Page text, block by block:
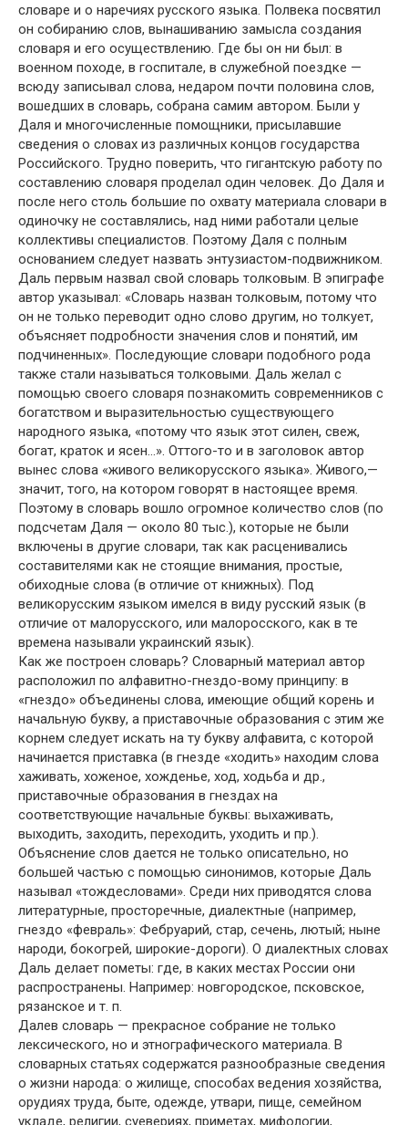
словаре и о наречиях русского языка. Полвека посвятил
он собиранию слов, вынашиванию замысла создания
словаря и его осуществлению. Где бы он ни был: в
военном походе, в госпитале, в служебной поездке —
всюду записывал слова, недаром почти половина слов,
вошедших в словарь, собрана самим автором. Были у
Даля и многочисленные помощники, присылавшие
сведения о словах из различных концов государства
Российского. Трудно поверить, что гигантскую работу по
составлению словаря проделал один человек. До Даля и
после него столь большие по охвату материала словари в
одиночку не составлялись, над ними работали целые
коллективы специалистов. Поэтому Даля с полным
основанием следует назвать энтузиастом-подвижником.
Даль первым назвал свой словарь толковым. В эпиграфе
автор указывал: «Словарь назван толковым, потому что
он не только переводит одно слово другим, но толкует,
объясняет подробности значения слов и понятий, им
подчиненных». Последующие словари подобного рода
также стали называться толковыми. Даль желал с
помощью своего словаря познакомить современников с
богатством и выразительностью существующего
народного языка, «потому что язык этот силен, свеж,
богат, краток и ясен…». Оттого-то и в заголовок автор
вынес слова «живого великорусского языка». Живого,—
значит, того, на котором говорят в настоящее время.
Поэтому в словарь вошло огромное количество слов (по
подсчетам Даля — около 80 тыс.), которые не были
включены в другие словари, так как расценивались
составителями как не стоящие внимания, простые,
обиходные слова (в отличие от книжных). Под
великорусским языком имелся в виду русский язык (в
отличие от малорусского, или малоросского, как в те
времена называли украинский язык).
Как же построен словарь? Словарный материал автор
расположил по алфавитно-гнездо-вому принципу: в
«гнездо» объединены слова, имеющие общий корень и
начальную букву, а приставочные образования с этим же
корнем следует искать на ту букву алфавита, с которой
начинается приставка (в гнезде «ходить» находим слова
хаживать, хоженое, хожденье, ход, ходьба и др.,
приставочные образования в гнездах на
соответствующие начальные буквы: выхаживать,
выходить, заходить, переходить, уходить и пр.).
Объяснение слов дается не только описательно, но
большей частью с помощью синонимов, которые Даль
называл «тождесловами». Среди них приводятся слова
литературные, просторечные, диалектные (например,
гнездо «февраль»: Фебруарий, стар, сечень, лютый; ныне
народи, бокогрей, широкие-дороги). О диалектных словах
Даль делает пометы: где, в каких местах России они
распространены. Например: новгородское, псковское,
рязанское и т. п.
Далев словарь — прекрасное собрание не только
лексического, но и этнографического материала. В
словарных статьях содержатся разнообразные сведения
о жизни народа: о жилище, способах ведения хозяйства,
орудиях труда, быте, одежде, утвари, пище, семейном
укладе, религии, суевериях, приметах, мифологии,